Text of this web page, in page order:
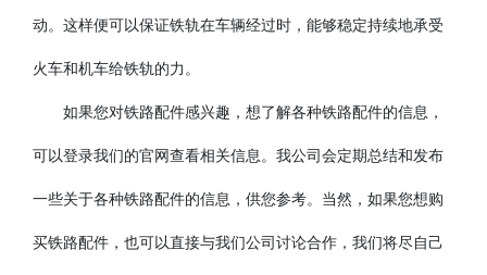
动。这样便可以保证铁轨在车辆经过时，能够稳定持续地承受
火车和机车给铁轨的力。
如果您对铁路配件感兴趣，想了解各种铁路配件的信息，
可以登录我们的官网查看相关信息。我公司会定期总结和发布
一些关于各种铁路配件的信息，供您参考。当然，如果您想购
买铁路配件，也可以直接与我们公司讨论合作，我们将尽自己